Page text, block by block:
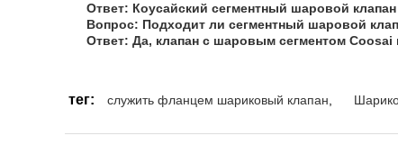
Ответ: Коусайский сегментный шаровой
Вопрос: Подходит ли сегментный шаровой
Ответ: Да, клапан с шаровым сегментом Coosai
тег: служить фланцем шариковый клапан